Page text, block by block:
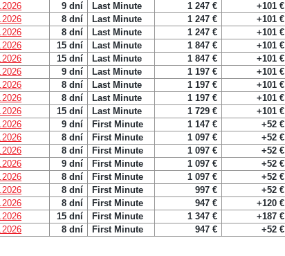
9 dní Last Minute 1 247 € +101 €
8 dní Last Minute 1 247 € +101 €
8 dní Last Minute 1 247 € +101 €
15 dní Last Minute 1 847 € +101 €
15 dní Last Minute 1 847 € +101 €
9 dní Last Minute 1 197 € +101 €
8 dní Last Minute 1 197 € +101 €
8 dní Last Minute 1 197 € +101 €
15 dní Last Minute 1 729 € +101 €
9 dní First Minute 1 147 € +52 €
8 dní First Minute 1 097 € +52 €
8 dní First Minute 1 097 € +52 €
9 dní First Minute 1 097 € +52 €
8 dní First Minute 1 097 € +52 €
8 dní First Minute 997 € +52 €
8 dní First Minute 947 € +120 €
15 dní First Minute 1 347 € +187 €
8 dní First Minute 947 € +52 €